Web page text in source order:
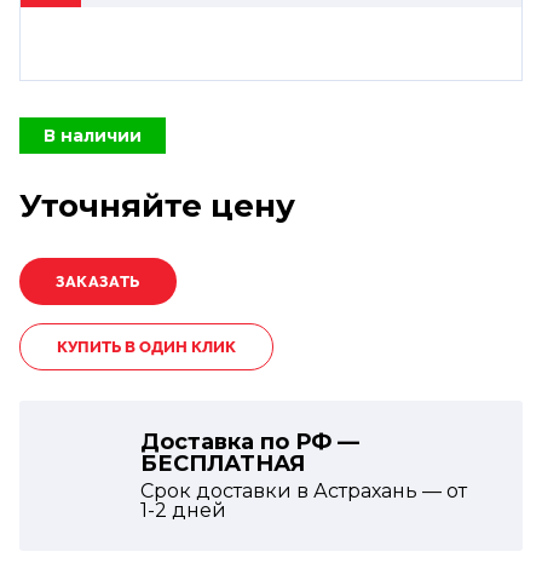
В наличии
Уточняйте цену
КУПИТЬ В ОДИН КЛИК
Доставка по РФ —
БЕСПЛАТНАЯ
Срок доставки в Астрахань — от
1-2 дней